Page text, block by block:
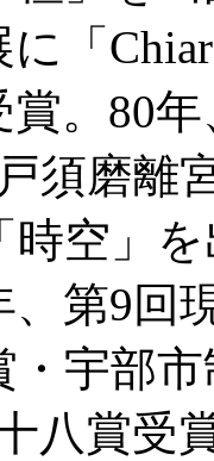
「
。80
須磨離
時空」
、第9回
・宇部
八賞受